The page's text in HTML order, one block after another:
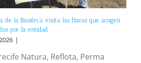
de la Biosfera visita las fincas que acogen
por la entidad
|
Natura, Reflota, Perma